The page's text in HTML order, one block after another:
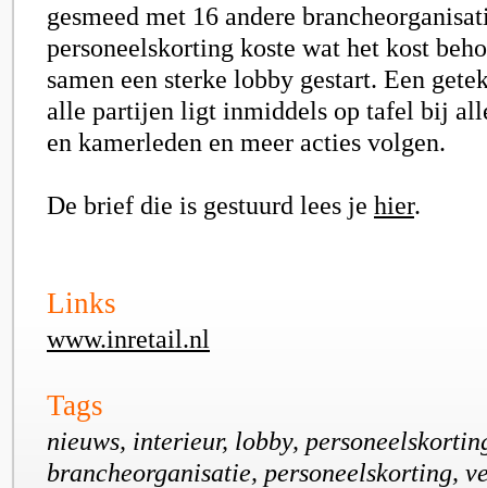
gesmeed met 16 andere
personeelskorting koste wat het kost
samen een sterke lobby gestart. Een
alle partijen ligt inmiddels op tafel bij
en kamerleden en meer acties volgen.
De brief die is gestuurd lees je hier.
Links
www.inretail.nl
Tags
nieuws, interieur, lobby,
brancheorganisatie, personeelskorting,